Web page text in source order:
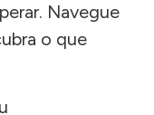
Navegue
o que